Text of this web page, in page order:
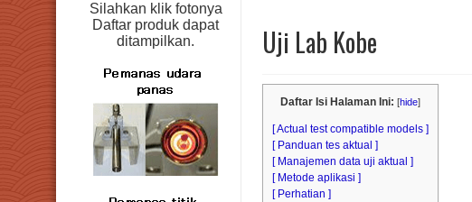
Uji Lab Kobe
Daftar Isi Halaman Ini: [hide]
[ Actual test compatible models ]
[ Panduan tes aktual ]
[ Manajemen data uji aktual ]
[ Metode aplikasi ]
[ Perhatian ]
Silahkan klik fotonya
Daftar produk dapat
ditampilkan.